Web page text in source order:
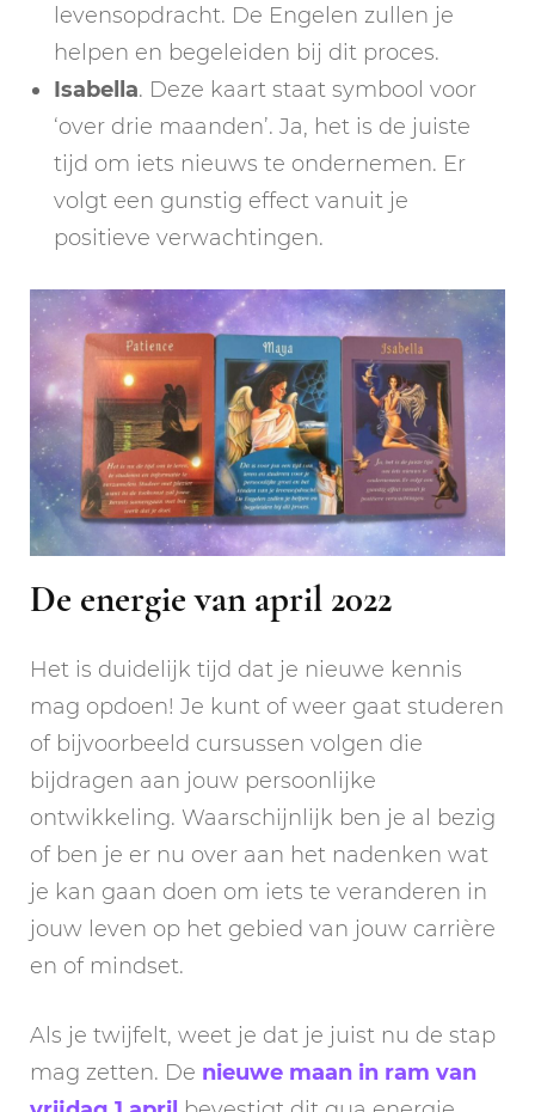
levensopdracht. De Engelen zullen je
helpen en begeleiden bij dit proces.
Isabella. Deze kaart staat symbool voor
‘over drie maanden’. Ja, het is de juiste
tijd om iets nieuws te ondernemen. Er
volgt een gunstig effect vanuit je
positieve verwachtingen.
De energie van april 2022
Het is duidelijk tijd dat je nieuwe kennis
mag opdoen! Je kunt of weer gaat studeren
of bijvoorbeeld cursussen volgen die
bijdragen aan jouw persoonlijke
ontwikkeling. Waarschijnlijk ben je al bezig
of ben je er nu over aan het nadenken wat
je kan gaan doen om iets te veranderen in
jouw leven op het gebied van jouw carrière
en of mindset.
Als je twijfelt, weet je dat je juist nu de stap
mag zetten. De nieuwe maan in ram van